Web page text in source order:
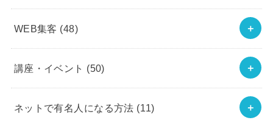
WEB集客 (48)
講座・イベント (50)
ネットで有名人になる方法 (11)